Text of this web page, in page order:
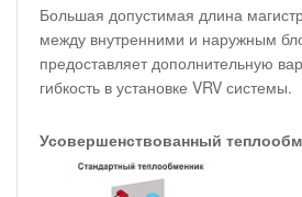
Большая допустимая длина
между внутренними и наружным
предоставляет дополнительную
гибкость в установке VRV системы.
Усовершенствованный